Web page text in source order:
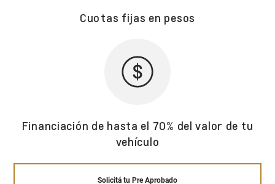
Cuotas fijas en pesos
Financiación de hasta el 70% del valor de tu
vehículo
Solicitá tu Pre Aprobado